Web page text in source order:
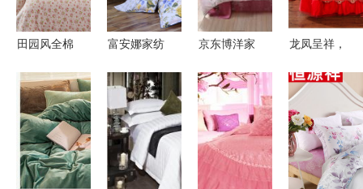
田园风全棉
造舒适温馨
的居家睡眠
体验
富安娜家纺
套，打造夏
日田园舒睡
体验
京东博洋家
盛典 品质
家居，限时
钜惠
龙凤呈祥，
——品鉴棒
佳家纺婚庆
十件套